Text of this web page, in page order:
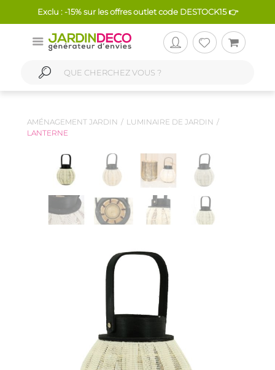
Exclu : -15% sur les offres outlet code DESTOCK15 👉
AMÉNAGEMENT JARDIN
LUMINAIRE DE JARDIN
LANTERNE